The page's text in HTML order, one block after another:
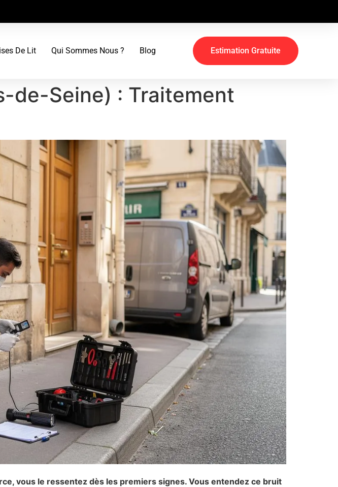
De Lit Qui Sommes Nous ? Blog Estimation Gratuite
de-Seine) : Traitement
vous le ressentez dès les premiers signes. Vous entendez ce bruit